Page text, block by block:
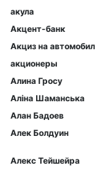
акула
Акцент-банк
Акциз на
акционеры
Алина Гросу
Аліна Шаманська
Алан Бадоев
Алек Болдуин
Алекс Тейшейра